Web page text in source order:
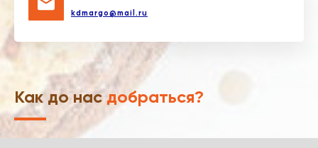
kdmargo@mail.ru
Как до насдобраться?